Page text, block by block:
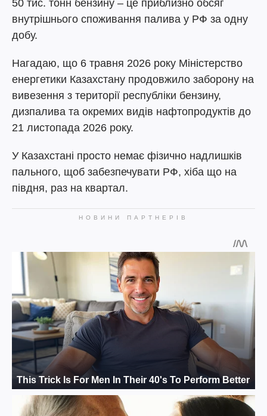
50 тис. тонн бензину – це приблизно обсяг
внутрішнього споживання палива у РФ за одну
добу.
Нагадаю, що 6 травня 2026 року Міністерство
енергетики Казахстану продовжило заборону на
вивезення з території республіки бензину,
дизпалива та окремих видів нафтопродуктів до
21 листопада 2026 року.
У Казахстані просто немає фізично надлишків
пального, щоб забезпечувати РФ, хіба що на
півдня, раз на квартал.